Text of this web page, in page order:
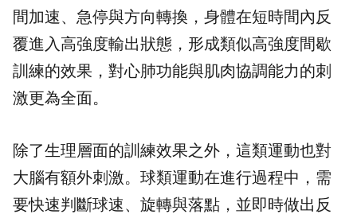
間加速、急停與方向轉換，身體在短時間內反
覆進入高強度輸出狀態，形成類似高強度間歇
訓練的效果，對心肺功能與肌肉協調能力的刺
激更為全面。
除了生理層面的訓練效果之外，這類運動也對
大腦有額外刺激。球類運動在進行過程中，需
要快速判斷球速、旋轉與落點，並即時做出反